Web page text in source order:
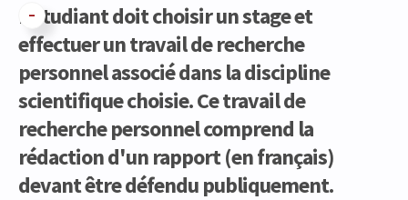
L'étudiant doit choisir un stage et
effectuer un travail de recherche
personnel associé dans la discipline
scientifique choisie. Ce travail de
recherche personnel comprend la
rédaction d'un rapport (en français)
devant être défendu publiquement.